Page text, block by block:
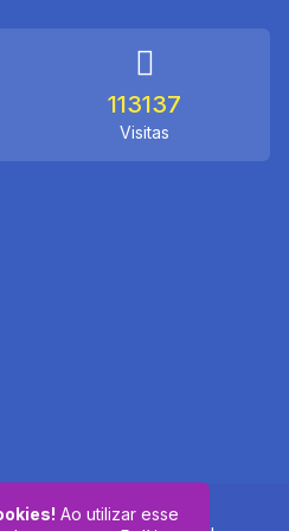
113137
Visitas
Ao utilizar esse